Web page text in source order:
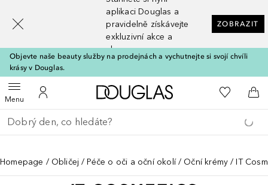
aplikaci Douglas a
pravidelně získávejte
exkluzivní akce a
slevy
ZOBRAZIT
Objevte naše beauty služby na prodejnách a vychutnejte si svojí chvíli
krásy v Douglas.
MenuOtevřít menuK mému účtu
Domů K mému
Do
Vraťte se
Proveďte vyhledávání
Homepage Obličej Péče o oči a oční okolí Oční krémy IT
[navigation.slideout.screenreader]